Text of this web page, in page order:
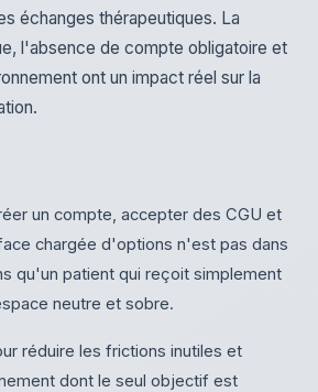
échanges thérapeutiques. La
l'absence de compte obligatoire et
ont un impact réel sur la
un compte, accepter des CGU et
chargée d'options n'est pas dans
qu'un patient qui reçoit simplement
neutre et sobre.
réduire les frictions inutiles et
dont le seul objectif est